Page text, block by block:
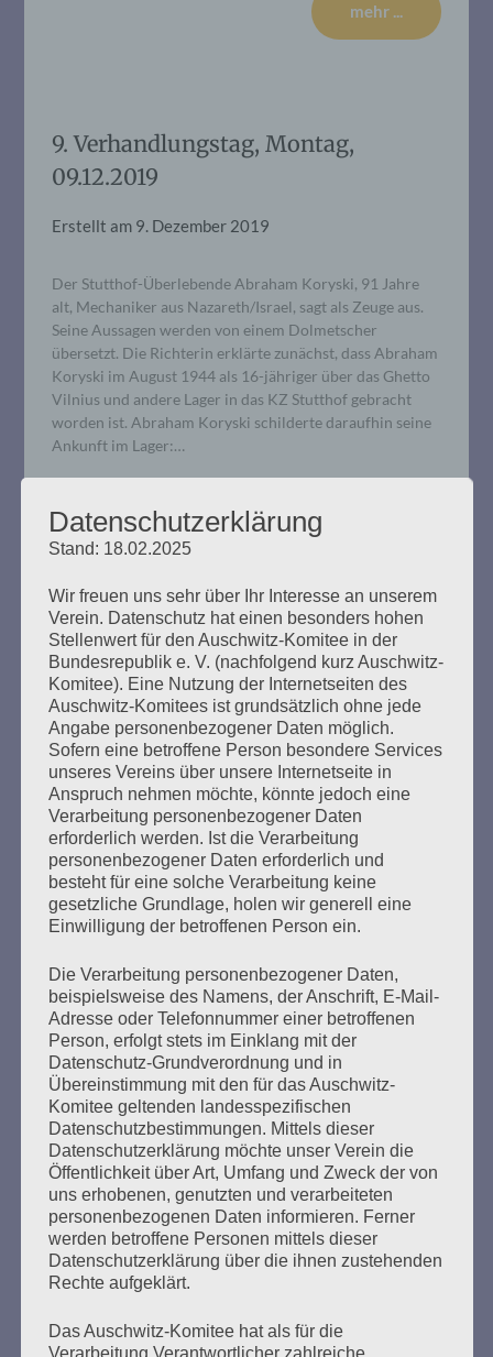
mehr ...
9. Verhandlungstag, Montag,
09.12.2019
Erstellt am 9. Dezember 2019
Der Stutthof-Überlebende Abraham Koryski, 91 Jahre
alt, Mechaniker aus Nazareth/Israel, sagt als Zeuge aus.
Seine Aussagen werden von einem Dolmetscher
übersetzt. Die Richterin erklärte zunächst, dass Abraham
Koryski im August 1944 als 16-jähriger über das Ghetto
Vilnius und andere Lager in das KZ Stutthof gebracht
worden ist. Abraham Koryski schilderte daraufhin seine
Ankunft im Lager:…
OFFENER BRIEF: Was ist
gemeinnützig? Zur Entscheidung
eines Finanzamtes
Erstellt am25. November 2019
Esther Bejarano schreibt einen offenen Brief an den
Bundesminister der Finanzen 25. November 2019 Sehr
geehrter Herr Minister Scholz, seit 2008 bin ich die
Ehrenvorsitzende der VVN–BdA, der gemeinnützigen
Vereinigung der Verfolgten des Nazi-Regimes – Bund der
Antifaschistinnen und Antifaschisten, gegründet 1947
Verfolgten. Die Arbeit der Antifa, die Arbeit
antifaschistischer…
Seitennummerierung
der
Beiträge
Zurück 28 Weiter
Den Faschismus an seiner Wurzel zu packen, ganz
Datenschutzerklärung
Stand: 18.02.2025
Wir freuen uns sehr über Ihr Interesse an unserem
Verein. Datenschutz hat einen besonders hohen
Stellenwert für den Auschwitz-Komitee in der
Bundesrepublik e. V. (nachfolgend kurz Auschwitz-
Komitee). Eine Nutzung der Internetseiten des
Auschwitz-Komitees ist grundsätzlich ohne jede
Angabe personenbezogener Daten möglich.
Sofern eine betroffene Person besondere Services
unseres Vereins über unsere Internetseite in
Anspruch nehmen möchte, könnte jedoch eine
Verarbeitung personenbezogener Daten
erforderlich werden. Ist die Verarbeitung
personenbezogener Daten erforderlich und
besteht für eine solche Verarbeitung keine
gesetzliche Grundlage, holen wir generell eine
Einwilligung der betroffenen Person ein.
Die Verarbeitung personenbezogener Daten,
beispielsweise des Namens, der Anschrift, E-Mail-
Adresse oder Telefonnummer einer betroffenen
Person, erfolgt stets im Einklang mit der
Datenschutz-Grundverordnung und in
Übereinstimmung mit den für das Auschwitz-
Komitee geltenden landesspezifischen
Datenschutzbestimmungen. Mittels dieser
Datenschutzerklärung möchte unser Verein die
Öffentlichkeit über Art, Umfang und Zweck der von
uns erhobenen, genutzten und verarbeiteten
personenbezogenen Daten informieren. Ferner
werden betroffene Personen mittels dieser
Datenschutzerklärung über die ihnen zustehenden
Rechte aufgeklärt.
Das Auschwitz-Komitee hat als für die
Verarbeitung Verantwortlicher zahlreiche